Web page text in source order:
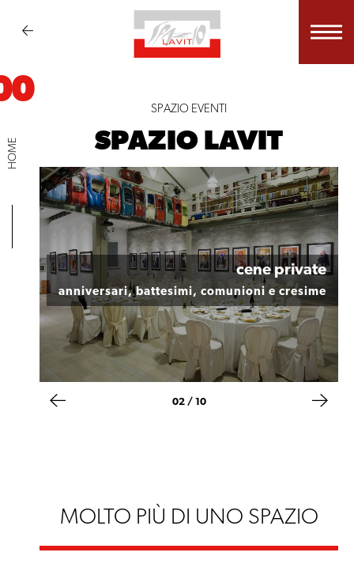
HOME
SPAZIO EVENTI
SPAZIO LAVIT
cene private
anniversari, battesimi, comunioni e cresime
02 / 10
MOLTO PIÙ DI UNO SPAZIO